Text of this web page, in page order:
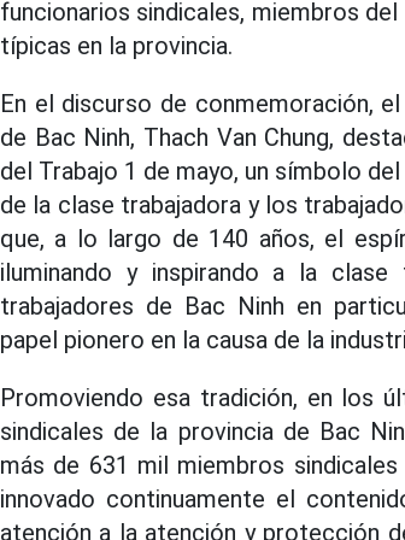
funcionarios sindicales, miembros
típicas en la provincia.
En el discurso de conmemoración,
de Bac Ninh, Thach Van Chung,
del Trabajo 1 de mayo, un símbolo
de la clase trabajadora y los
que, a lo largo de 140 años, el
iluminando y inspirando a la
trabajadores de Bac Ninh en
papel pionero en la causa de la
Promoviendo esa tradición, en los
sindicales de la provincia de Bac
más de 631 mil miembros
innovado continuamente el
atención a la atención y protección